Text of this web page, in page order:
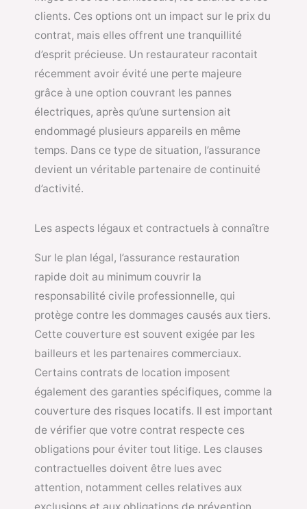
clients. Ces options ont un impact sur le prix du
contrat, mais elles offrent une tranquillité
d’esprit précieuse. Un restaurateur racontait
récemment avoir évité une perte majeure
grâce à une option couvrant les pannes
électriques, après qu’une surtension ait
endommagé plusieurs appareils en même
temps. Dans ce type de situation, l’assurance
devient un véritable partenaire de continuité
d’activité.
Les aspects légaux et contractuels à connaître
Sur le plan légal, l’assurance restauration
rapide doit au minimum couvrir la
responsabilité civile professionnelle, qui
protège contre les dommages causés aux tiers.
Cette couverture est souvent exigée par les
bailleurs et les partenaires commerciaux.
Certains contrats de location imposent
également des garanties spécifiques, comme la
couverture des risques locatifs. Il est important
de vérifier que votre contrat respecte ces
obligations pour éviter tout litige. Les clauses
contractuelles doivent être lues avec
attention, notamment celles relatives aux